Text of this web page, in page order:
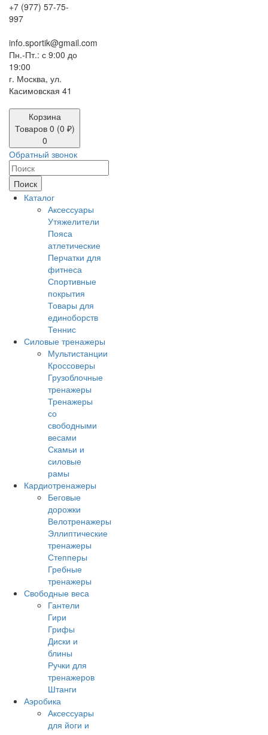
+7 (977) 57-75-
997
info.sportik@gmail.com
Пн.-Пт.: с 9:00 до
19:00
г. Москва, ул.
Касимовская 41
Корзина
Товаров 0 (0 ₽)
0
Обратный звонок
Поиск
Каталог
Аксессуары
Утяжелители
Пояса
атлетические
Перчатки для
фитнеса
Спортивные
покрытия
Товары для
единоборств
Теннис
Силовые тренажеры
Мультистанции
Кроссоверы
Грузоблочные
тренажеры
Тренажеры
со
свободными
весами
Скамьи и
силовые
рамы
Кардиотренажеры
Беговые
дорожки
Велотренажеры
Эллиптические
тренажеры
Степперы
Гребные
тренажеры
Свободные веса
Гантели
Гири
Грифы
Диски и
блины
Ручки для
тренажеров
Штанги
Аэробика
Аксессуары
для йоги и